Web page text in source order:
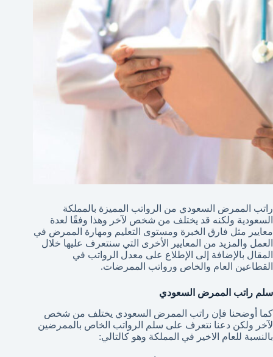
راتب الممرض السعودي من الرواتب المميزة بالمملكة
السعودية ولكنه قد يختلف من شخص لآخر وهذا وفقًا لعدة
معايير مثل فارق الخبرة ومستوى التعليم ومهارة الممرض في
العمل والمزيد من المعايير الأخرى التي سنتعرف عليها خلال
المقال بالإضافة إلى الإطلاع على معدل الرواتب في
القطاعين العام والخاص ورواتب الممرضات.
سلم راتب الممرض السعودي
كما أوضحنا فإن راتب الممرض السعودي يختلف من شخص
لآخر ولكن دعنا نتعرف على سلم الرواتب الخاص بالممرضين
بالنسبة للعام الاخير في المملكة وهو كالتالي: